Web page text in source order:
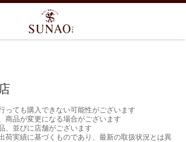
っても購入できない可能性がございます
商品が変更になる場合がございます
、並びに店舗がございます
荷実績に基づくものであり、最新の取扱状況とは異